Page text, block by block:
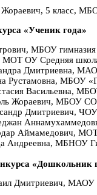
5 класс,
«Ученик года»
МБОУ гимназия
МОТ ОУ Средняя
Дмитриевна,
Рустамовна, МБОУ
Васильевна,
Жораевич, МБОУ
Дмитриевич,
Аймамедович, МОТ
Андреевна, МБНОУ
«Дошкольник
Дмитриевич, МАОУ